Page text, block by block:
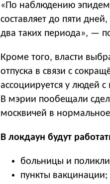
«По наблюдению
составляет до пяти
два таких периода», —
Кроме того, власти
отпуска в связи с
ассоциируется у людей
В мэрии пообещали
москвичей в
В локдаун будут
больницы и
пункты вакцинации;